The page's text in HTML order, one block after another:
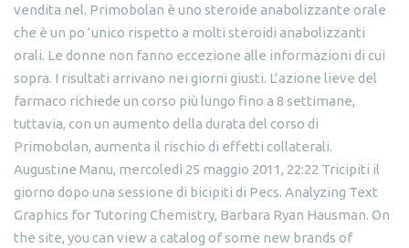
vendita nel. Primobolan è uno steroide anabolizzante orale
che è un po ‘unico rispetto a molti steroidi anabolizzanti
orali. Le donne non fanno eccezione alle informazioni di cui
sopra. I risultati arrivano nei giorni giusti. L’azione lieve del
farmaco richiede un corso più lungo fino a 8 settimane,
tuttavia, con un aumento della durata del corso di
Primobolan, aumenta il rischio di effetti collaterali.
Augustine Manu, mercoledì 25 maggio 2011, 22:22 Tricipiti il ​​
giorno dopo una sessione di bicipiti di Pecs. Analyzing Text
Graphics for Tutoring Chemistry, Barbara Ryan Hausman. On
the site, you can view a catalog of some new brands of